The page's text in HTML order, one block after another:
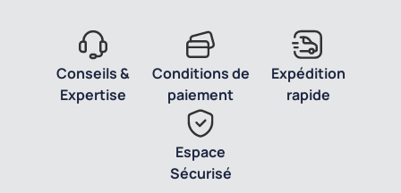
Conseils &
Expertise
Conditions de
paiement
Expédition
rapide
Espace
Sécurisé